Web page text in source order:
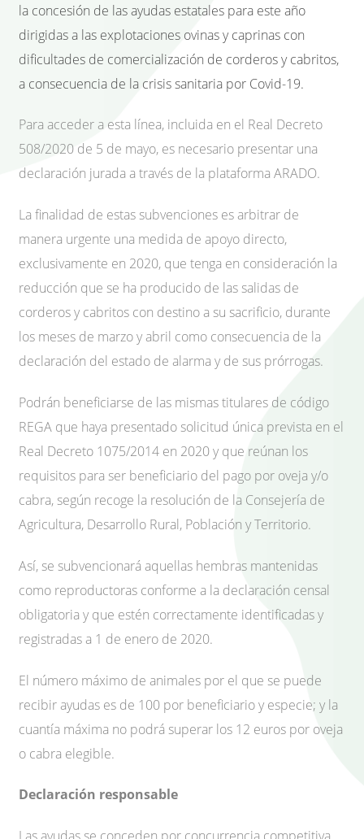
la concesión de las ayudas estatales para este año
dirigidas a las explotaciones ovinas y caprinas con
dificultades de comercialización de corderos y cabritos,
a consecuencia de la crisis sanitaria por Covid-19.
Para acceder a esta línea, incluida en el Real Decreto
508/2020 de 5 de mayo, es necesario presentar una
declaración jurada a través de la plataforma ARADO.
La finalidad de estas subvenciones es arbitrar de
manera urgente una medida de apoyo directo,
exclusivamente en 2020, que tenga en consideración la
reducción que se ha producido de las salidas de
corderos y cabritos con destino a su sacrificio, durante
los meses de marzo y abril como consecuencia de la
declaración del estado de alarma y de sus prórrogas.
Podrán beneficiarse de las mismas titulares de código
REGA que haya presentado solicitud única prevista en el
Real Decreto 1075/2014 en 2020 y que reúnan los
requisitos para ser beneficiario del pago por oveja y/o
cabra, según recoge la resolución de la Consejería de
Agricultura, Desarrollo Rural, Población y Territorio.
Así, se subvencionará aquellas hembras mantenidas
como reproductoras conforme a la declaración censal
obligatoria y que estén correctamente identificadas y
registradas a 1 de enero de 2020.
El número máximo de animales por el que se puede
recibir ayudas es de 100 por beneficiario y especie; y la
cuantía máxima no podrá superar los 12 euros por oveja
o cabra elegible.
Declaración responsable